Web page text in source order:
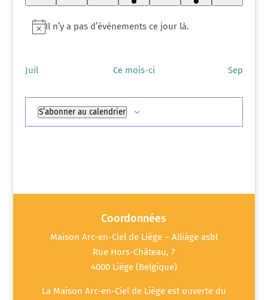
évènementévènement
Notice
Il n’y a pas d’évènements ce jour là.
Juil Ce mois-ci Sep
S’abonner au calendrier
Coordonnées
Maison Arc-en-Ciel de Liège – Alliàge asbl
Rue Hors-Château, 7
4000 Liège (Belgique)
La Maison Arc-en-Ciel de Liège est ouverte du